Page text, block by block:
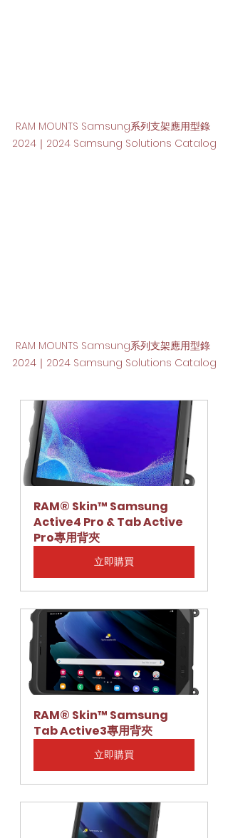
RAM MOUNTS Samsung系列支架應用型錄
2024｜2024 Samsung Solutions Catalog
RAM MOUNTS Samsung系列支架應用型錄
2024｜2024 Samsung Solutions Catalog
RAM® Skin™ Samsung
Active4 Pro & Tab Active
Pro專用背夾
立即購買
RAM® Skin™ Samsung
Tab Active3專用背夾
立即購買